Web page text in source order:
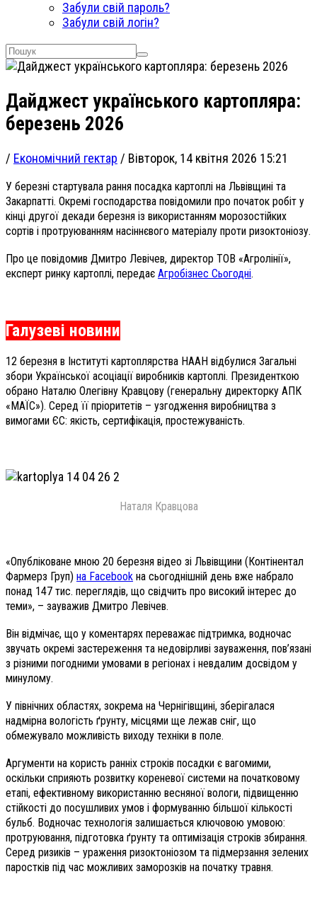
Забули свій пароль?
Забули свій логін?
Дайджест українського картопляра:
березень 2026
/ Економічний гектар / Вівторок, 14 квітня 2026 15:21
У березні стартувала рання посадка картоплі на Львівщині та
Закарпатті. Окремі господарства повідомили про початок робіт у
кінці другої декади березня із використанням морозостійких
сортів і протруюванням насіннєвого матеріалу проти ризоктоніозу.
Про це повідомив Дмитро Левічев, директор ТОВ «Агролінії»,
експерт ринку картоплі, передає Агробізнес Сьогодні.
Галузеві новини
12 березня в Інституті картоплярства НААН відбулися Загальні
збори Української асоціації виробників картоплі. Президенткою
обрано Наталю Олегівну Кравцову (генеральну директорку АПК
«МАЇС»). Серед її пріоритетів – узгодження виробництва з
вимогами ЄС: якість, сертифікація, простежуваність.
Наталя Кравцова
«Опубліковане мною 20 березня відео зі Львівщини (Контінентал
Фармерз Груп) на Facebook на сьогоднішній день вже набрало
понад 147 тис. переглядів, що свідчить про високий інтерес до
теми», – зауважив Дмитро Левічев.
Він відмічає, що у коментарях переважає підтримка, водночас
звучать окремі застереження та недовірливі зауваження, пов’язані
з різними погодними умовами в регіонах і невдалим досвідом у
минулому.
У північних областях, зокрема на Чернігівщині, зберігалася
надмірна вологість ґрунту, місцями ще лежав сніг, що
обмежувало можливість виходу техніки в поле.
Аргументи на користь ранніх строків посадки є вагомими,
оскільки сприяють розвитку кореневої системи на початковому
етапі, ефективному використанню весняної вологи, підвищенню
стійкості до посушливих умов і формуванню більшої кількості
бульб. Водночас технологія залишається ключовою умовою:
протруювання, підготовка ґрунту та оптимізація строків збирання.
Серед ризиків – ураження ризоктоніозом та підмерзання зелених
паростків під час можливих заморозків на початку травня.